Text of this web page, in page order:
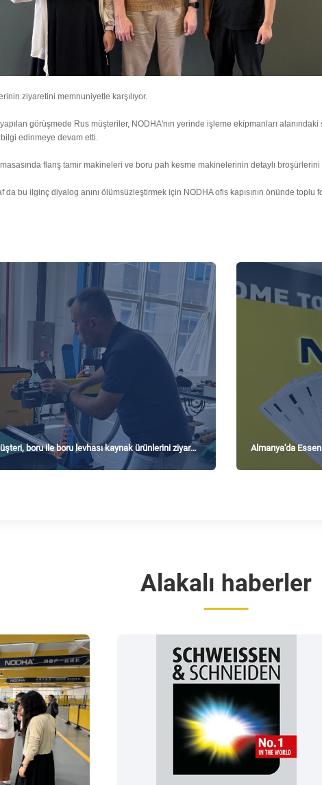
ziyaretini memnuniyetle karşılıyor.
görüşmede Rus müşteriler, NODHA'nın yerinde işleme ekipmanları
edinmeye devam etti.
flanş tamir makineleri ve boru pah kesme makinelerinin detaylı broşürlerini
da bu ilginç diyalog anını ölümsüzleştirmek için NODHA ofis kapısının önünde toplu
boru ile boru levhası kaynak ürünlerini ziyaret
Almanya'da
Alakalı haberler